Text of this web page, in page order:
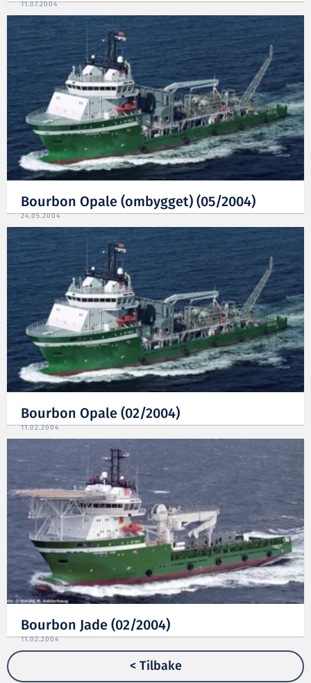
11.07.2004
Bourbon Opale (ombygget) (05/2004)
24.05.2004
Bourbon Opale (02/2004)
11.02.2004
Bourbon Jade (02/2004)
11.02.2004
< Tilbake